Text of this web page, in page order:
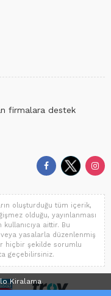
Kiralama
firmalara destek
oluşturduğu tüm içerik,
olduğu, yayınlanması
aittir. Bu
yasalarla düzenlenmiş
hiçbir şekilde sorumlu
geçebilirsiniz.